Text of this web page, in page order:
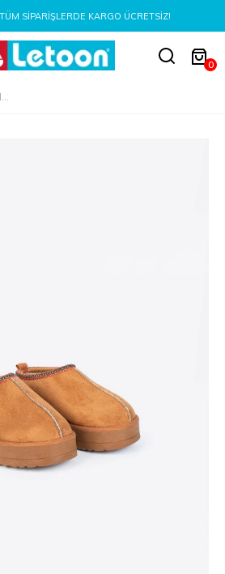
SIPARIŞLERDE KARGO ÜCRETSIZ!
0
Letoon USG Platformlu Kadın Kahverengi Pufi Ayakkabı